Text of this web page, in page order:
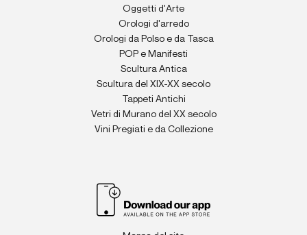
Oggetti d'Arte
Orologi d'arredo
Orologi da Polso e da Tasca
POP e Manifesti
Scultura Antica
Scultura del XIX-XX secolo
Tappeti Antichi
Vetri di Murano del XX secolo
Vini Pregiati e da Collezione